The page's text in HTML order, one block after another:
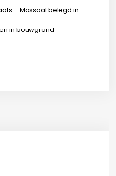
– Massaal belegd in
in bouwgrond